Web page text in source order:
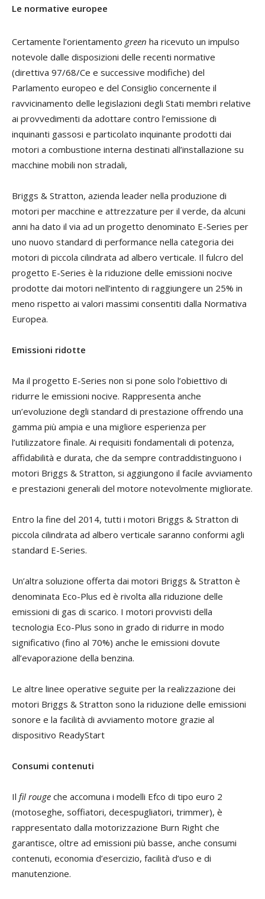
Le normative europee
Certamente l’orientamento green ha ricevuto un impulso
notevole dalle disposizioni delle recenti normative
(direttiva 97/68/Ce e successive modifiche) del
Parlamento europeo e del Consiglio concernente il
ravvicinamento delle legislazioni degli Stati membri relative
ai provvedimenti da adottare contro l’emissione di
inquinanti gassosi e particolato inquinante prodotti dai
motori a combustione interna destinati all’installazione su
macchine mobili non stradali,
Briggs & Stratton, azienda leader nella produzione di
motori per macchine e attrezzature per il verde, da alcuni
anni ha dato il via ad un progetto denominato E-Series per
uno nuovo standard di performance nella categoria dei
motori di piccola cilindrata ad albero verticale. Il fulcro del
progetto E-Series è la riduzione delle emissioni nocive
prodotte dai motori nell’intento di raggiungere un 25% in
meno rispetto ai valori massimi consentiti dalla Normativa
Europea.
Emissioni ridotte
Ma il progetto E-Series non si pone solo l’obiettivo di
ridurre le emissioni nocive. Rappresenta anche
un’evoluzione degli standard di prestazione offrendo una
gamma più ampia e una migliore esperienza per
l’utilizzatore finale. Ai requisiti fondamentali di potenza,
affidabilità e durata, che da sempre contraddistinguono i
motori Briggs & Stratton, si aggiungono il facile avviamento
e prestazioni generali del motore notevolmente migliorate.
Entro la fine del 2014, tutti i motori Briggs & Stratton di
piccola cilindrata ad albero verticale saranno conformi agli
standard E-Series.
Un’altra soluzione offerta dai motori Briggs & Stratton è
denominata Eco-Plus ed è rivolta alla riduzione delle
emissioni di gas di scarico. I motori provvisti della
tecnologia Eco-Plus sono in grado di ridurre in modo
significativo (fino al 70%) anche le emissioni dovute
all’evaporazione della benzina.
Le altre linee operative seguite per la realizzazione dei
motori Briggs & Stratton sono la riduzione delle emissioni
sonore e la facilità di avviamento motore grazie al
dispositivo ReadyStart
Consumi contenuti
Il fil rouge che accomuna i modelli Efco di tipo euro 2
(motoseghe, soffiatori, decespugliatori, trimmer), è
rappresentato dalla motorizzazione Burn Right che
garantisce, oltre ad emissioni più basse, anche consumi
contenuti, economia d’esercizio, facilità d’uso e di
manutenzione.